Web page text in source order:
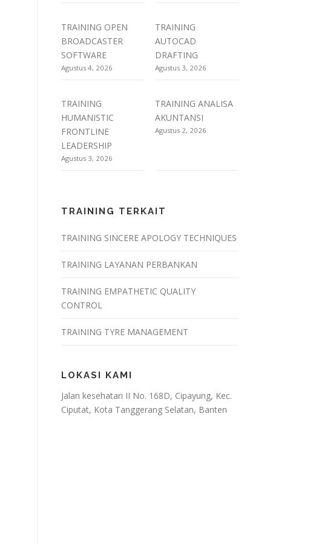
TRAINING OPEN
BROADCASTER
SOFTWARE
Agustus 4, 2026
TRAINING
AUTOCAD
DRAFTING
Agustus 3, 2026
TRAINING
HUMANISTIC
FRONTLINE
LEADERSHIP
Agustus 3, 2026
TRAINING ANALISA
AKUNTANSI
Agustus 2, 2026
TRAINING TERKAIT
TRAINING SINCERE APOLOGY TECHNIQUES
TRAINING LAYANAN PERBANKAN
TRAINING EMPATHETIC QUALITY
CONTROL
TRAINING TYRE MANAGEMENT
LOKASI KAMI
Jalan kesehatan II No. 168D, Cipayung, Kec.
Ciputat, Kota Tanggerang Selatan, Banten